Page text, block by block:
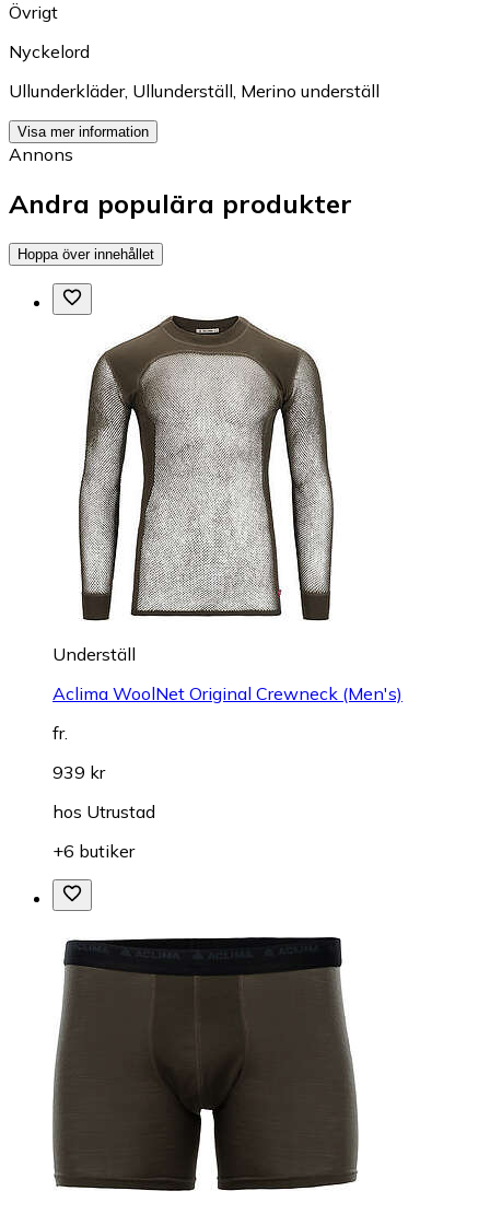
Övrigt
Nyckelord
Ullunderkläder, Ullunderställ, Merino underställ
Visa mer information
Annons
Andra populära produkter
Hoppa över innehållet
Underställ
Aclima WoolNet Original Crewneck (Men's)
fr.
939 kr
hos Utrustad
+6 butiker